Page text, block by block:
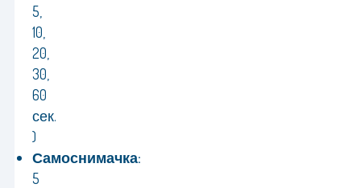
5,
10,
20,
30,
60
сек.
)
Самоснимачка:
5